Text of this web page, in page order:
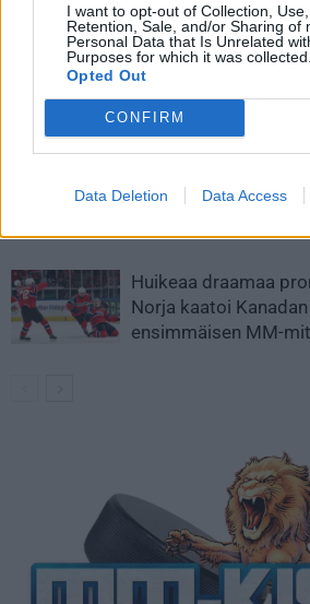
I want to opt-out of Collection, Use,
Retention, Sale, and/or Sharing of
Personal Data that Is Unrelated
Purposes for which it was collected.
Opted Out
CONFIRM
Data Deletion Data Access
LIITTYVÄT ARTIKKELIT LISÄÄ
MM-kullasta käytiin
Leijonat voitti
jatkoajalla
Huikeaa draamaa
Norja kaatoi
ensimmäisen MM-